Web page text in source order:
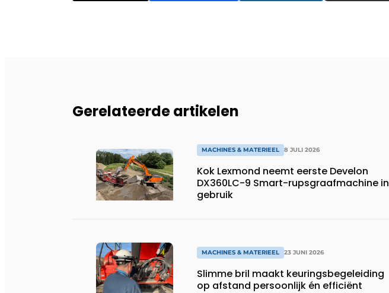
Gerelateerde artikelen
MACHINES & MATERIEEL 8 JULI 2026
Kok Lexmond neemt eerste Develon
DX360LC-9 Smart-rupsgraafmachine in
gebruik
MACHINES & MATERIEEL 23 JUNI 2026
Slimme bril maakt keuringsbegeleiding
op afstand persoonlijk én efficiënt